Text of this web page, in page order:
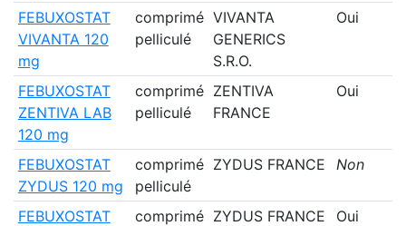
FEBUXOSTAT
VIVANTA 120
mg
comprimé
pelliculé
VIVANTA
GENERICS
S.R.O.
Oui
FEBUXOSTAT
ZENTIVA LAB
120 mg
comprimé
pelliculé
ZENTIVA
FRANCE
Oui
FEBUXOSTAT
ZYDUS 120 mg
comprimé
pelliculé
ZYDUS FRANCE Non
FEBUXOSTAT
comprimé ZYDUS FRANCE Oui